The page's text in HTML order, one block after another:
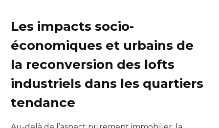
Les impacts socio-
économiques et urbains de
la reconversion des lofts
industriels dans les quartiers
tendance